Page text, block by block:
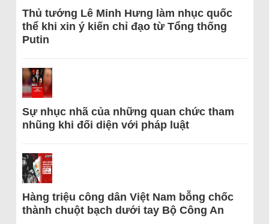
Thủ tướng Lê Minh Hưng làm nhục quốc
thể khi xin ý kiến chỉ đạo từ Tổng thống
Putin
Sự nhục nhã của những quan chức tham
nhũng khi đối diện với pháp luật
Hàng triệu công dân Việt Nam bỗng chốc
thành chuột bạch dưới tay Bộ Công An